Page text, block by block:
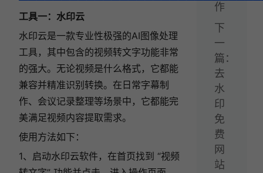
工具一：水印云
水印云是一款专业性极强的AI图像处理
工具，其中包含的视频转文字功能非常
的强大。无论视频是什么格式，它都能
兼容并精准识别转换。在日常字幕制
作、会议记录整理等场景中，它都能完
美满足视频内容提取需求。
使用方法如下：
1、启动水印云软件，在首页找到 “视频
作
下
一
篇：
去
水
印
免
费
网
站